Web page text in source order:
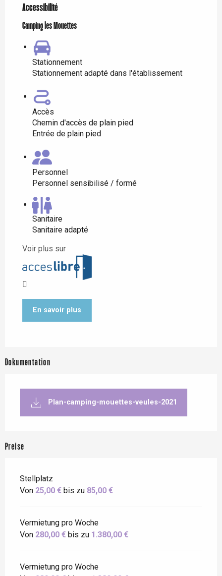
Accessibilité
Camping les Mouettes
Stationnement
Stationnement adapté dans l'établissement
Accès
Chemin d'accès de plain pied
Entrée de plain pied
Personnel
Personnel sensibilisé / formé
Sanitaire
Sanitaire adapté
Voir plus sur
En savoir plus
Dokumentation
Plan-camping-mouettes-veules-2021
Preise
Stellplatz
Von 25,00 € bis zu 85,00 €
Vermietung pro Woche
Von 280,00 € bis zu 1.380,00 €
Vermietung pro Woche